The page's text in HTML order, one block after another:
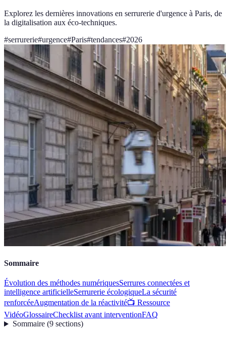
Explorez les dernières innovations en serrurerie d'urgence à Paris, de
la digitalisation aux éco-techniques.
#serrurerie#urgence#Paris#tendances#2026
Sommaire
Évolution des méthodes numériquesSerrures connectées et
intelligence artificielleSerrurerie écologiqueLa sécurité
renforcéeAugmentation de la réactivité📺 Ressource
VidéoGlossaireChecklist avant interventionFAQ
Sommaire(9 sections)